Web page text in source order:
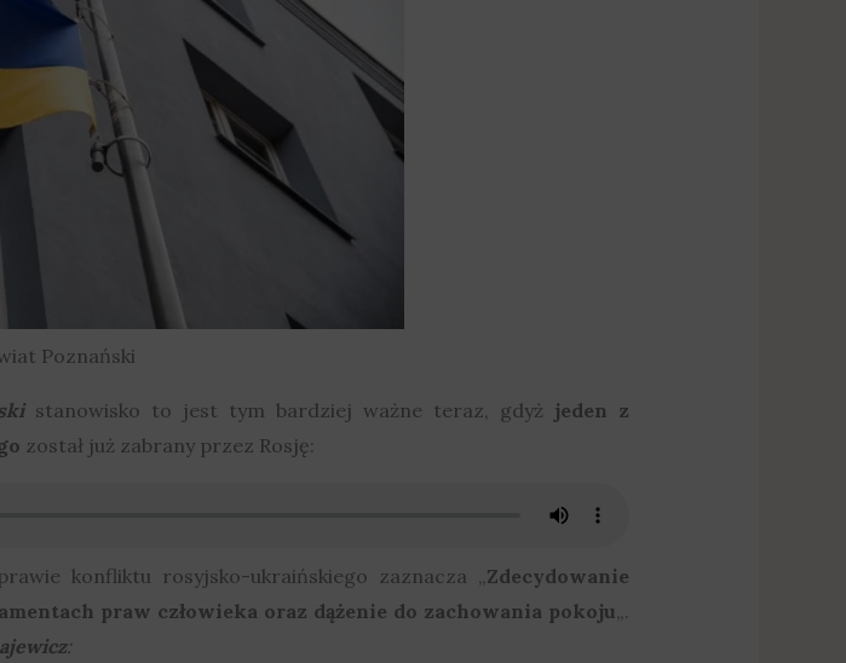
Poznański
stanowisko to jest tym bardziej ważne teraz, gdyż jeden z
został już zabrany przez Rosję:
konfliktu rosyjsko-ukraińskiego zaznacza „ Zdecydowanie
praw człowieka oraz dążenie do zachowania pokoju „.
: